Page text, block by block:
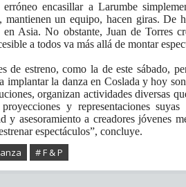
erróneo encasillar a Larumbe
mantienen un equipo, hacen giras. De
en Asia. No obstante, Juan de Torres
a todos va más allá de montar
de estreno, como la de este sábado,
implantar la danza en Coslada y hoy
organizan actividades diversas
proyecciones y representaciones
y asesoramiento a creadores jóvenes
espectáculos”, concluye.
# F & P